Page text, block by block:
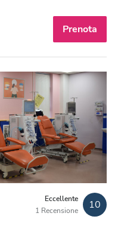
Prenota
Eccellente
1 Recensione
10